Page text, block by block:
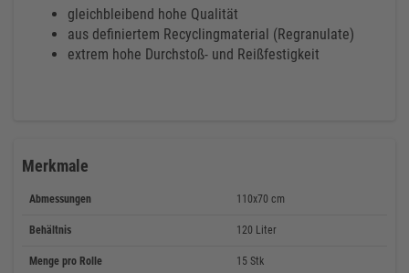
gleichbleibend hohe Qualität
aus definiertem Recyclingmaterial (Regranulate)
extrem hohe Durchstoß- und Reißfestigkeit
Merkmale
Abmessungen 110x70 cm
Behältnis 120 Liter
Menge pro Rolle 15 Stk